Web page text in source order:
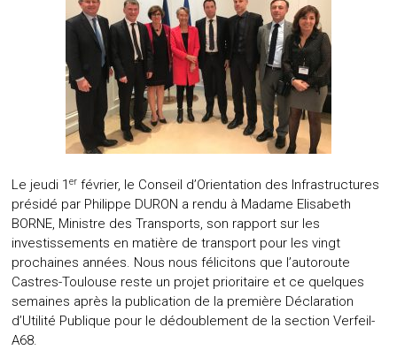
Le jeudi 1er février, le Conseil d’Orientation des Infrastructures
présidé par Philippe DURON a rendu à Madame Elisabeth
BORNE, Ministre des Transports, son rapport sur les
investissements en matière de transport pour les vingt
prochaines années. Nous nous félicitons que l’autoroute
Castres-Toulouse reste un projet prioritaire et ce quelques
semaines après la publication de la première Déclaration
d’Utilité Publique pour le dédoublement de la section Verfeil-
A68.